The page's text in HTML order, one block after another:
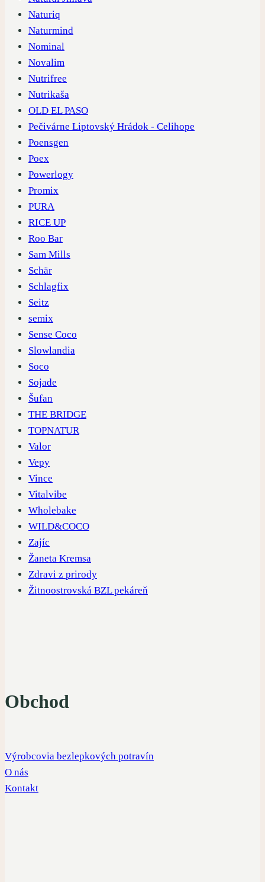
Naturiq
Naturmind
Nominal
Novalim
Nutrifree
Nutrikaša
OLD EL PASO
Pečivárne Liptovský Hrádok - Celihope
Poensgen
Poex
Powerlogy
Promix
PURA
RICE UP
Roo Bar
Sam Mills
Schär
Schlagfix
Seitz
semix
Sense Coco
Slowlandia
Soco
Sojade
Šufan
THE BRIDGE
TOPNATUR
Valor
Vepy
Vince
Vitalvibe
Wholebake
WILD&COCO
Zajíc
Žaneta Kremsa
Zdravi z prirody
Žitnoostrovská BZL pekáreň
Obchod
Výrobcovia bezlepkových potravín
O nás
Kontakt